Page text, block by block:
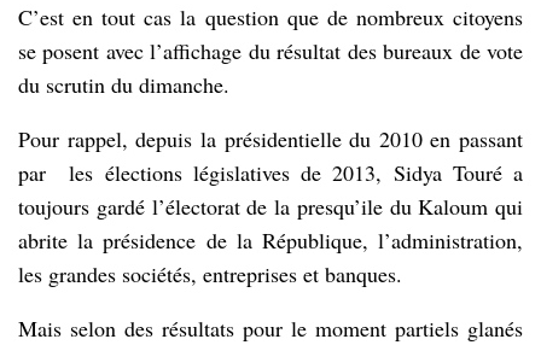
C’est en tout cas la question que de nombreux citoyens
se posent avec l’affichage du résultat des bureaux de vote
du scrutin du dimanche.
Pour rappel, depuis la présidentielle du 2010 en passant
par les élections législatives de 2013, Sidya Touré a
toujours gardé l’électorat de la presqu’ile du Kaloum qui
abrite la présidence de la République, l’administration,
les grandes sociétés, entreprises et banques.
Mais selon des résultats pour le moment partiels glanés